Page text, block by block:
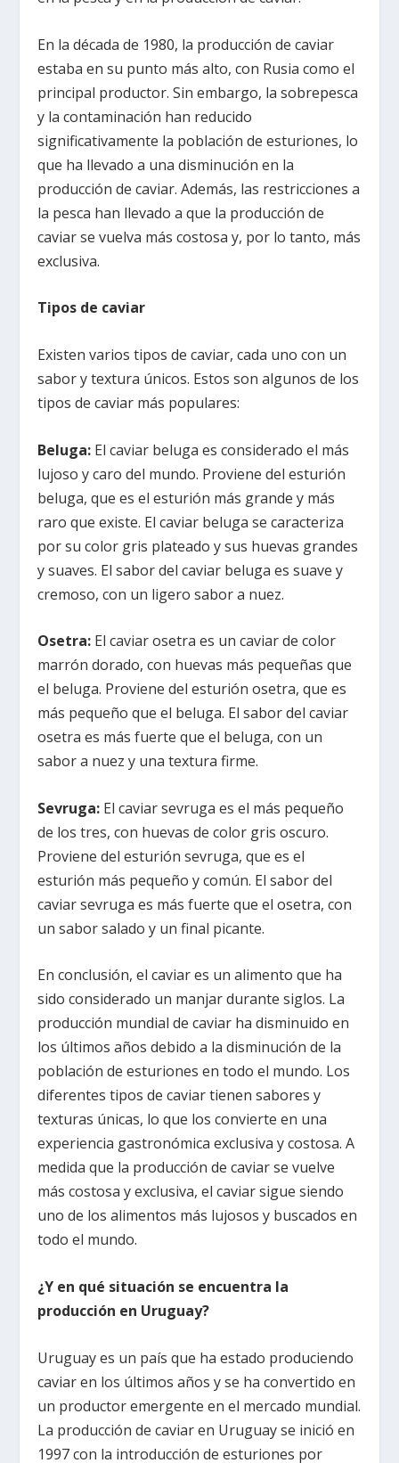
En la década de 1980, la producción de caviar
estaba en su punto más alto, con Rusia como el
principal productor. Sin embargo, la sobrepesca
y la contaminación han reducido
significativamente la población de esturiones, lo
que ha llevado a una disminución en la
producción de caviar. Además, las restricciones a
la pesca han llevado a que la producción de
caviar se vuelva más costosa y, por lo tanto, más
exclusiva.
Tipos de caviar
Existen varios tipos de caviar, cada uno con un
sabor y textura únicos. Estos son algunos de los
tipos de caviar más populares:
Beluga: El caviar beluga es considerado el más
lujoso y caro del mundo. Proviene del esturión
beluga, que es el esturión más grande y más
raro que existe. El caviar beluga se caracteriza
por su color gris plateado y sus huevas grandes
y suaves. El sabor del caviar beluga es suave y
cremoso, con un ligero sabor a nuez.
Osetra: El caviar osetra es un caviar de color
marrón dorado, con huevas más pequeñas que
el beluga. Proviene del esturión osetra, que es
más pequeño que el beluga. El sabor del caviar
osetra es más fuerte que el beluga, con un
sabor a nuez y una textura firme.
Sevruga: El caviar sevruga es el más pequeño
de los tres, con huevas de color gris oscuro.
Proviene del esturión sevruga, que es el
esturión más pequeño y común. El sabor del
caviar sevruga es más fuerte que el osetra, con
un sabor salado y un final picante.
En conclusión, el caviar es un alimento que ha
sido considerado un manjar durante siglos. La
producción mundial de caviar ha disminuido en
los últimos años debido a la disminución de la
población de esturiones en todo el mundo. Los
diferentes tipos de caviar tienen sabores y
texturas únicas, lo que los convierte en una
experiencia gastronómica exclusiva y costosa. A
medida que la producción de caviar se vuelve
más costosa y exclusiva, el caviar sigue siendo
uno de los alimentos más lujosos y buscados en
todo el mundo.
¿Y en qué situación se encuentra la
producción en Uruguay?
Uruguay es un país que ha estado produciendo
caviar en los últimos años y se ha convertido en
un productor emergente en el mercado mundial.
La producción de caviar en Uruguay se inició en
1997 con la introducción de esturiones por